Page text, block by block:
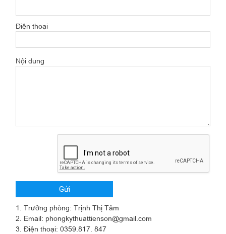
Điện thoại
Nội dung
1. Trưởng phòng: Trịnh Thị Tâm
2. Email: phongkythuattienson@gmail.com
3. Điện thoại: 0359.817. 847